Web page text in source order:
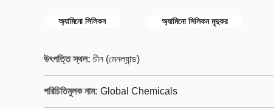
অ্যামিনো সিলিকন অ্যামিনো সিলিকন মৃদুকর
উৎপত্তি স্থল: চীন (মেনল্যান্ড)
পরিচিতিমুলক নাম: Global Chemicals